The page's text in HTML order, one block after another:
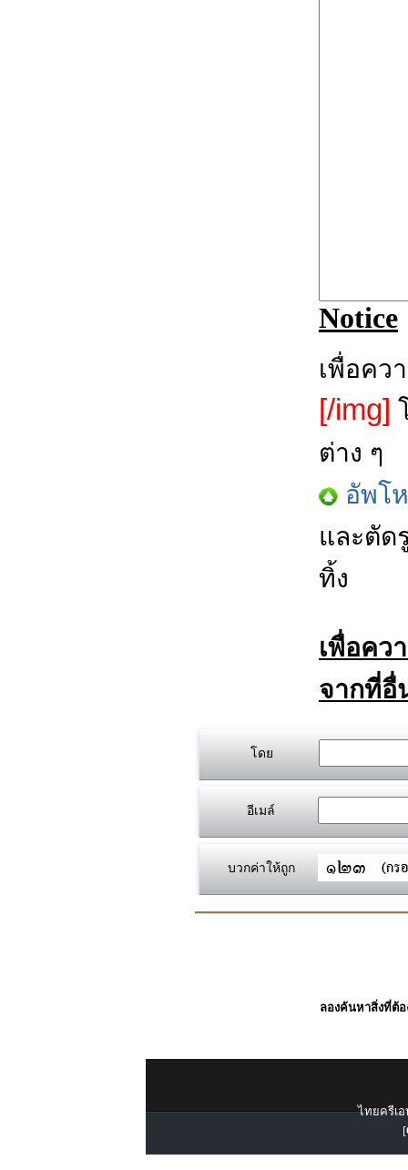
Notice
เพื่อคว
[/img]
ต่าง ๆ
อัพโ
และตัด
ทิ้ง
เพื่อคว
จากที่อื่
โดย
อีเมล์
บวกค่าให้ถูก
ลองค้นหาสิ่งที่ต้อ
ไทยครีเอ
[